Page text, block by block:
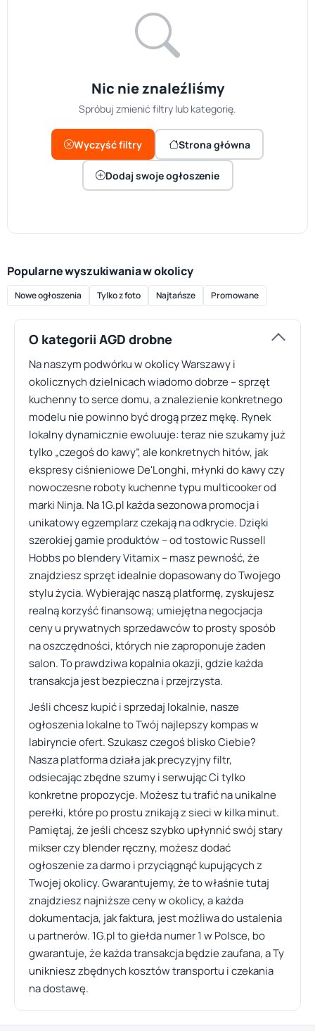
Nic nie znaleźliśmy
Spróbuj zmienić filtry lub kategorię.
Wyczyść filtry Strona główna
Dodaj swoje ogłoszenie
Popularne wyszukiwania w okolicy
Nowe ogłoszenia Tylko z foto Najtańsze Promowane
O kategorii AGD drobne
Na naszym podwórku w okolicy Warszawy i
okolicznych dzielnicach wiadomo dobrze – sprzęt
kuchenny to serce domu, a znalezienie konkretnego
modelu nie powinno być drogą przez mękę. Rynek
lokalny dynamicznie ewoluuje: teraz nie szukamy już
tylko „czegoś do kawy”, ale konkretnych hitów, jak
ekspresy ciśnieniowe De'Longhi, młynki do kawy czy
nowoczesne roboty kuchenne typu multicooker od
marki Ninja. Na 1G.pl każda sezonowa promocja i
unikatowy egzemplarz czekają na odkrycie. Dzięki
szerokiej gamie produktów – od tostowic Russell
Hobbs po blendery Vitamix – masz pewność, że
znajdziesz sprzęt idealnie dopasowany do Twojego
stylu życia. Wybierając naszą platformę, zyskujesz
realną korzyść finansową; umiejętna negocjacja
ceny u prywatnych sprzedawców to prosty sposób
na oszczędności, których nie zaproponuje żaden
salon. To prawdziwa kopalnia okazji, gdzie każda
transakcja jest bezpieczna i przejrzysta.
Jeśli chcesz kupić i sprzedaj lokalnie, nasze
ogłoszenia lokalne to Twój najlepszy kompas w
labiryncie ofert. Szukasz czegoś blisko Ciebie?
Nasza platforma działa jak precyzyjny filtr,
odsiecając zbędne szumy i serwując Ci tylko
konkretne propozycje. Możesz tu trafić na unikalne
perełki, które po prostu znikają z sieci w kilka minut.
Pamiętaj, że jeśli chcesz szybko upłynnić swój stary
mikser czy blender ręczny, możesz dodać
ogłoszenie za darmo i przyciągnąć kupujących z
Twojej okolicy. Gwarantujemy, że to właśnie tutaj
znajdziesz najniższe ceny w okolicy, a każda
dokumentacja, jak faktura, jest możliwa do ustalenia
u partnerów. 1G.pl to giełda numer 1 w Polsce, bo
gwarantuje, że każda transakcja będzie zaufana, a Ty
unikniesz zbędnych kosztów transportu i czekania
na dostawę.